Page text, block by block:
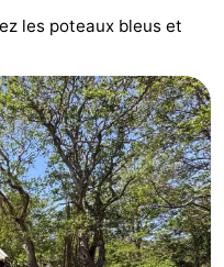
les poteaux bleus et